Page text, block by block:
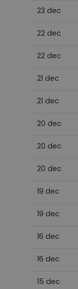
23 dec
22 dec
22 dec
21 dec
21 dec
20 dec
20 dec
20 dec
19 dec
19 dec
16 dec
16 dec
15 dec